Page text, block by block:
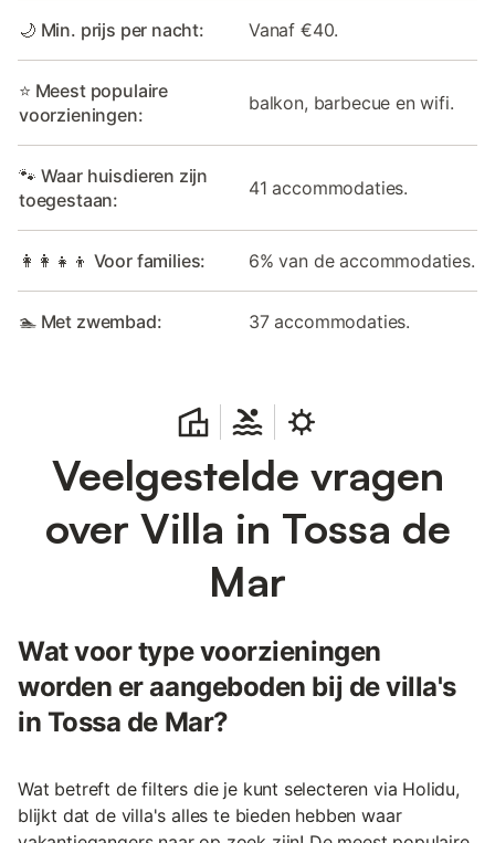
🌙 Min. prijs per nacht: Vanaf €40.
⭐ Meest populaire
voorzieningen:
balkon, barbecue en wifi.
🐾 Waar huisdieren zijn
toegestaan:
41 accommodaties.
👩‍👩‍👧‍👦 Voor families: 6% van de accommodaties.
🏊 Met zwembad: 37 accommodaties.
Veelgestelde vragen
over Villa in Tossa de
Mar
Wat voor type voorzieningen
worden er aangeboden bij de villa's
in Tossa de Mar?
Wat betreft de filters die je kunt selecteren via Holidu,
blijkt dat de villa's alles te bieden hebben waar